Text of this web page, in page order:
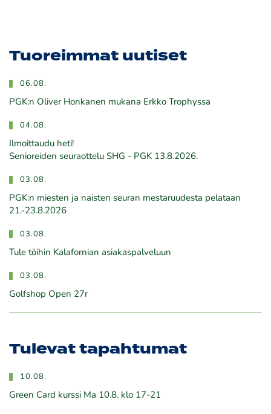
Tuoreimmat uutiset
06.08.
PGK:n Oliver Honkanen mukana Erkko Trophyssa
04.08.
Ilmoittaudu heti!
​​​​​​​Senioreiden seuraottelu SHG - PGK 13.8.2026.
03.08.
PGK:n miesten ja naisten seuran mestaruudesta pelataan
21.-23.8.2026
03.08.
Tule töihin Kalafornian asiakaspalveluun
03.08.
Golfshop Open 27r
Tulevat tapahtumat
10.08.
Green Card kurssi Ma 10.8. klo 17-21